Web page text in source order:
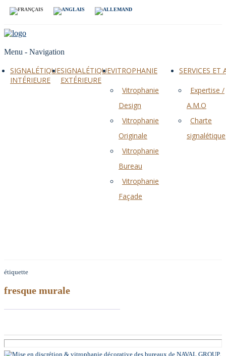
Menu - Navigation
SIGNALÉTIQUE
INTÉRIEURE
SIGNALÉTIQUE
EXTÉRIEURE
VITROPHANIE
Vitrophanie
Design
Vitrophanie
Originale
Vitrophanie
Bureau
Vitrophanie
Façade
SERVICES ET
Expertise /
A.M.O
Charte
signalétique
étiquette
fresque murale